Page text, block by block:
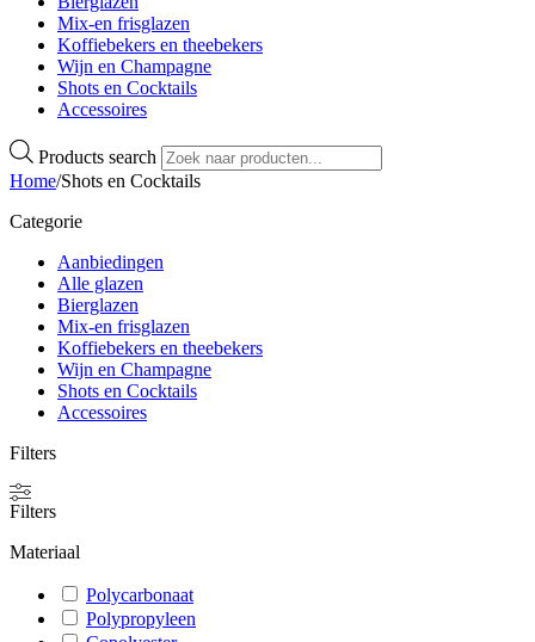
Mix-en frisglazen
Koffiebekers en theebekers
Wijn en Champagne
Shots en Cocktails
Accessoires
Products search
Home/Shots en Cocktails
Categorie
Aanbiedingen
Alle glazen
Bierglazen
Mix-en frisglazen
Koffiebekers en theebekers
Wijn en Champagne
Shots en Cocktails
Accessoires
Filters
Filters
Materiaal
Polycarbonaat
Polypropyleen